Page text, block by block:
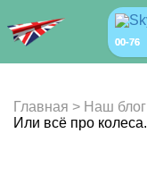
00-76
Главная > Наш блог
Или всё про колеса.